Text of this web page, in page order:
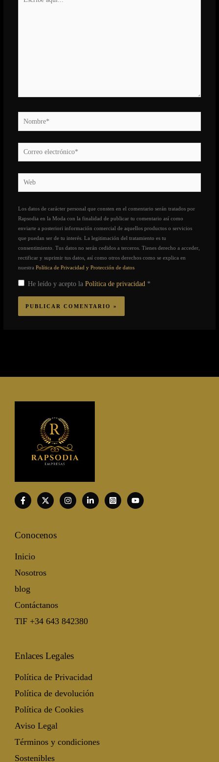
Nombre*
Correo
electrónico*
Web
Los datos de carácter personal que consten en el comentario serán tratados por
Rapsodia en la Moda con la finalidad de publicar tu comentario así como
enviarte a posteriori información comercial de aquellos productos o servicios
que puedan ser de tu interés. La legitimación del tratamiento es tu
consentimiento. Tus datos no serán cedidos a terceros. Tienes derecho a acceder,
rectificar y suprimir tus datos, así como otros derechos como se explica en
nuestra Política de Privacidad y Protección de datos
He leído y acepto la Política de privacidad *
Conocenos
Inicio
Nosotros
blog
Contáctanos
TlF +34 643 842380
Enlaces Legales
Política de Privacidad
Política de devolución
Política de Cookies
Aviso Legal
Términos y condiciones
Sostenibles